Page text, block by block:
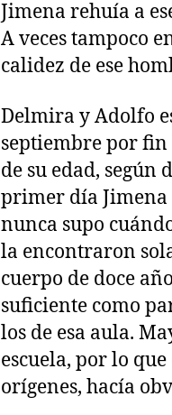
Jimena rehuía a
A veces tampoco
calidez de ese
Delmira y Adolfo
septiembre por
de su edad, según
primer día Jimena
nunca supo
la encontraron
cuerpo de doce
suficiente como
los de esa aula.
escuela, por lo
orígenes, hacía